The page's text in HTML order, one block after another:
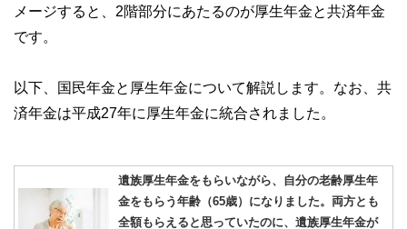
メージすると、2階部分にあたるのが厚生年金と共済年金
です。
以下、国民年金と厚生年金について解説します。なお、共
済年金は平成27年に厚生年金に統合されました。
遺族厚生年金をもらいながら、自分の老齢厚生年
金をもらう年齢（65歳）になりました。両方とも
全額もらえると思っていたのに、遺族厚生年金が